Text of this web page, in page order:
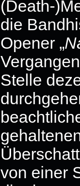
(Death-
die
Opener „
Stelle
von einer